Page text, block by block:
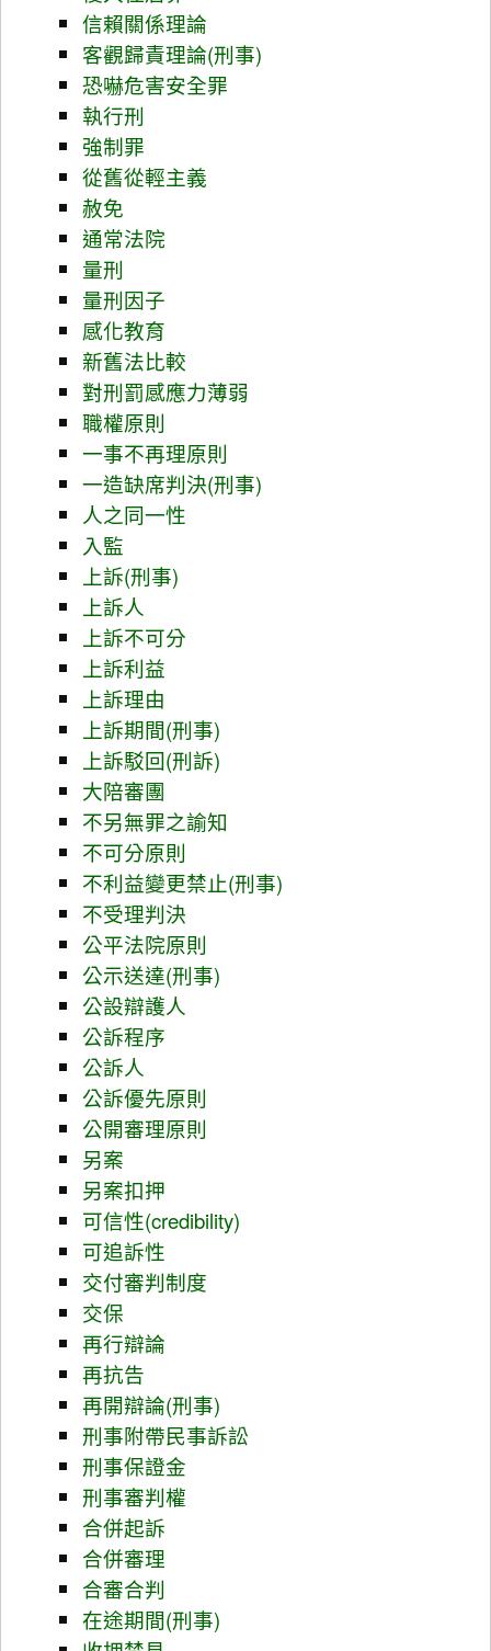
信賴關係理論
客觀歸責理論(刑事)
恐嚇危害安全罪
執行刑
強制罪
從舊從輕主義
赦免
通常法院
量刑
量刑因子
感化教育
新舊法比較
對刑罰感應力薄弱
職權原則
一事不再理原則
一造缺席判決(刑事)
人之同一性
入監
上訴(刑事)
上訴人
上訴不可分
上訴利益
上訴理由
上訴期間(刑事)
上訴駁回(刑訴)
大陪審團
不另無罪之諭知
不可分原則
不利益變更禁止(刑事)
不受理判決
公平法院原則
公示送達(刑事)
公設辯護人
公訴程序
公訴人
公訴優先原則
公開審理原則
另案
另案扣押
可信性(credibility)
可追訴性
交付審判制度
交保
再行辯論
再抗告
再開辯論(刑事)
刑事附帶民事訴訟
刑事保證金
刑事審判權
合併起訴
合併審理
合審合判
在途期間(刑事)